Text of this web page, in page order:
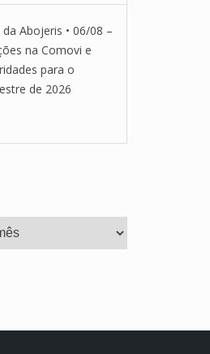
da Abojeris • 06/08 –
na Comovi e
para o
de 2026